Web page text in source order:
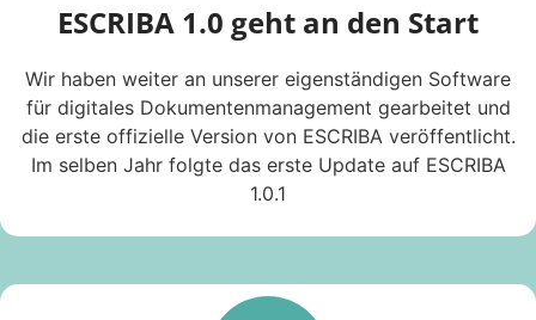
ESCRIBA 1.0 geht an den Start
Wir haben weiter an unserer eigenständigen Software
für digitales Dokumentenmanagement gearbeitet und
die erste offizielle Version von ESCRIBA veröffentlicht.
Im selben Jahr folgte das erste Update auf ESCRIBA
1.0.1